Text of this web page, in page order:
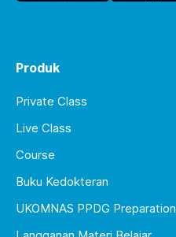
Produk
Private Class
Live Class
Course
Buku Kedokteran
UKOMNAS PPDG Preparation